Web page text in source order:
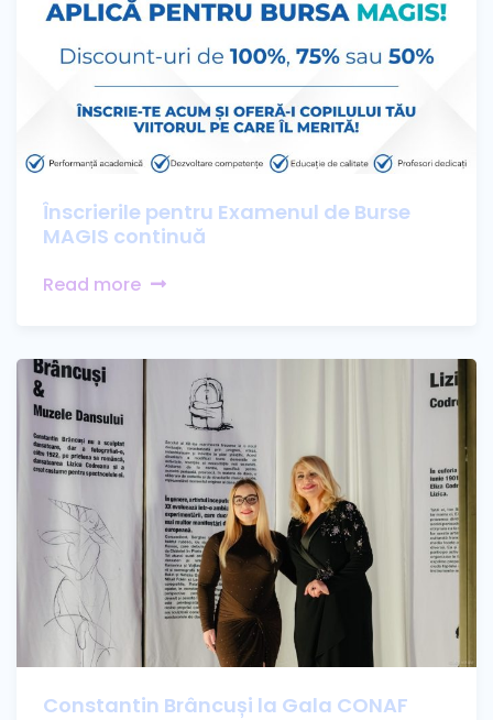
Înscrierile pentru Examenul de Burse
MAGIS continuă
Read more
Constantin Brâncuși la Gala CONAF